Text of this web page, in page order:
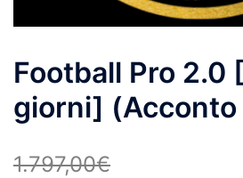
Football Pro 2.0
giorni] (Acconto
1.797,00€